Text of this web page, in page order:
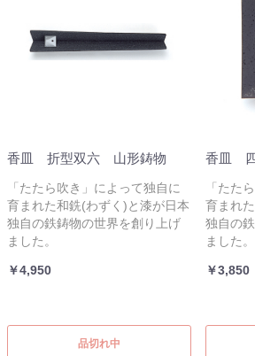
香皿 折型双六 山形鋳物
「たたら吹き」によって独自に
育まれた和銑(わずく)と漆が日本
独自の鉄鋳物の世界を創り上げ
ました。
￥4,950
品切れ中
香皿
「たた
育まれ
独自の
ました。
￥3,850